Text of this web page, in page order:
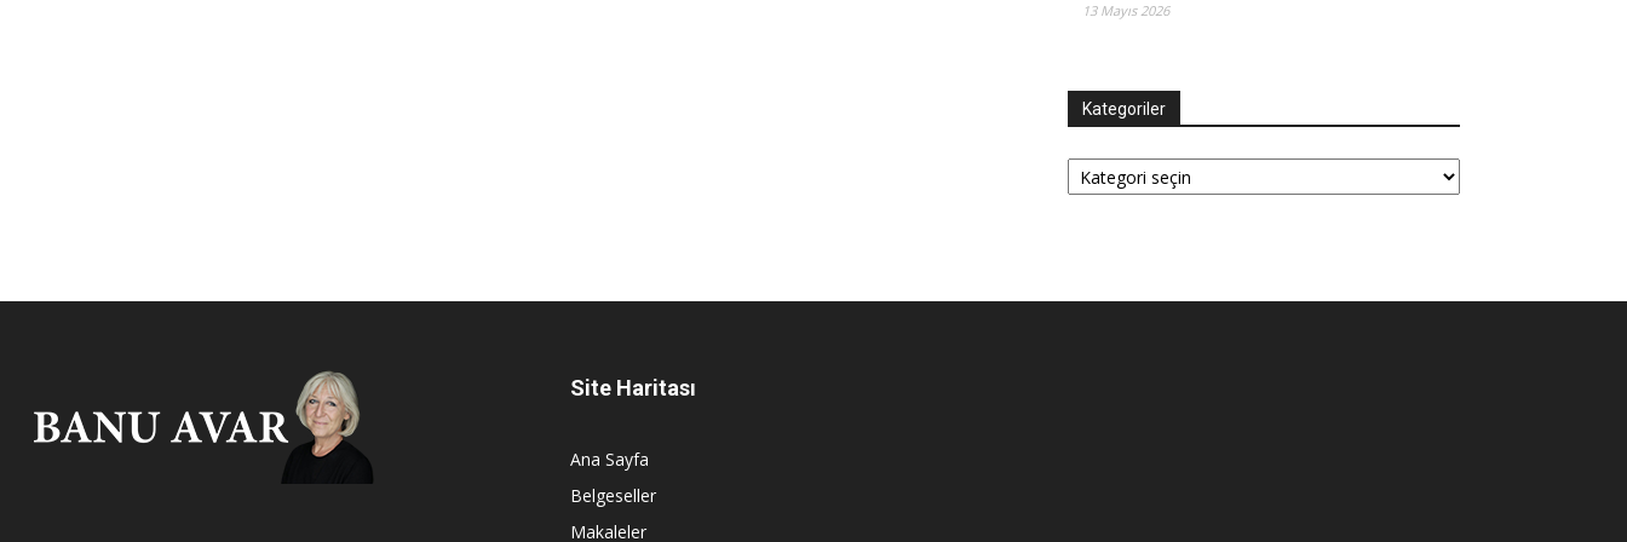
13 Mayıs 2026
Kategoriler
Kategoriler
Site Haritası
Ana Sayfa
Belgeseller
Makaleler